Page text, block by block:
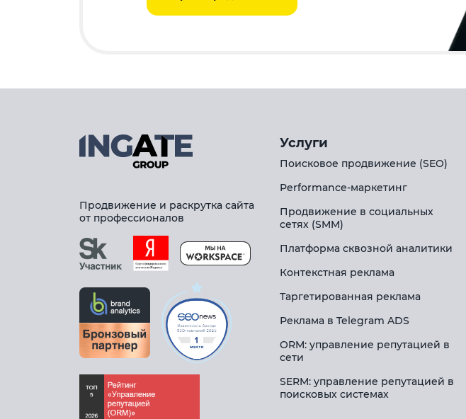
Продвижение и раскрутка сайта
от профессионалов
Услуги
Поисковое продвижение (SEO)
Performance-маркетинг
Продвижение в социальных
сетях (SMM)
Платформа сквозной аналитики
Контекстная реклама
Таргетированная реклама
Реклама в Telegram ADS
ORM: управление репутацией в
сети
SERM: управление репутацией в
поисковых системах